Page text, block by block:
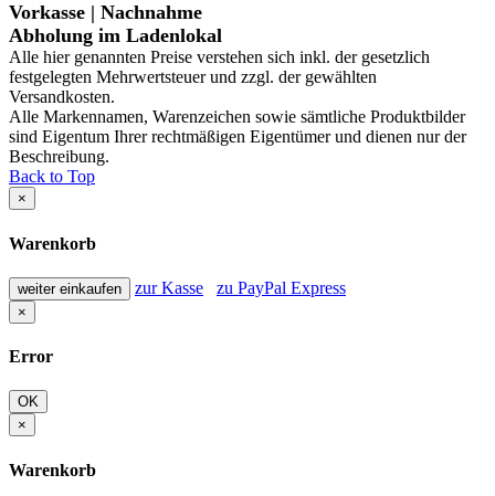
Vorkasse | Nachnahme
Abholung im Ladenlokal
Alle hier genannten Preise verstehen sich inkl. der gesetzlich
festgelegten Mehrwertsteuer und zzgl. der gewählten
Versandkosten.
Alle Markennamen, Warenzeichen sowie sämtliche Produktbilder
sind Eigentum Ihrer rechtmäßigen Eigentümer und dienen nur der
Beschreibung.
Back to Top
×
Warenkorb
weiter einkaufen zur Kasse zu PayPal Express
×
Error
OK
×
Warenkorb